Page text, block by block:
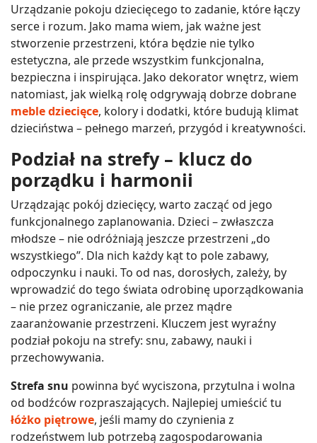
Urządzanie pokoju dziecięcego to zadanie, które łączy
serce i rozum. Jako mama wiem, jak ważne jest
stworzenie przestrzeni, która będzie nie tylko
estetyczna, ale przede wszystkim funkcjonalna,
bezpieczna i inspirująca. Jako dekorator wnętrz, wiem
natomiast, jak wielką rolę odgrywają dobrze dobrane
meble dziecięce, kolory i dodatki, które budują klimat
dzieciństwa – pełnego marzeń, przygód i kreatywności.
Podział na strefy – klucz do
porządku i harmonii
Urządzając pokój dziecięcy, warto zacząć od jego
funkcjonalnego zaplanowania. Dzieci – zwłaszcza
młodsze – nie odróżniają jeszcze przestrzeni „do
wszystkiego”. Dla nich każdy kąt to pole zabawy,
odpoczynku i nauki. To od nas, dorosłych, zależy, by
wprowadzić do tego świata odrobinę uporządkowania
– nie przez ograniczanie, ale przez mądre
zaaranżowanie przestrzeni. Kluczem jest wyraźny
podział pokoju na strefy: snu, zabawy, nauki i
przechowywania.
Strefa snu powinna być wyciszona, przytulna i wolna
od bodźców rozpraszających. Najlepiej umieścić tu
łóżko piętrowe, jeśli mamy do czynienia z
rodzeństwem lub potrzebą zagospodarowania